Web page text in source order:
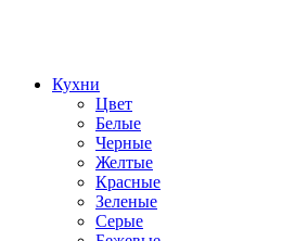
Кухни
Цвет
Белые
Черные
Желтые
Красные
Зеленые
Серые